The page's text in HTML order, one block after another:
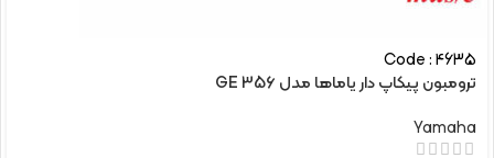
Code : 4635
ترومبون پیکاپ دار یاماها مدل 356 GE
Yamaha